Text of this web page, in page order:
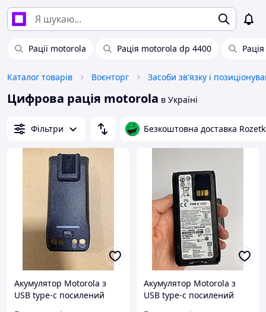
Рації motorola Рація motorola dp 4400
Каталог товарів Воєнторг Засоби зв'язку і
Цифрова рація motorola в Україні
Фільтри Безкоштовна доставка
Акумулятор Motorola з
USB type-c посилений
Акумулятор Motorola з
USB type-c посилений